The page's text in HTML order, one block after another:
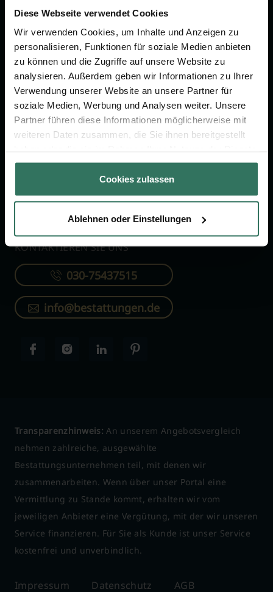
Diese Webseite verwendet Cookies
Wir verwenden Cookies, um Inhalte und Anzeigen zu
personalisieren, Funktionen für soziale Medien anbieten
zu können und die Zugriffe auf unsere Website zu
analysieren. Außerdem geben wir Informationen zu Ihrer
Verwendung unserer Website an unsere Partner für
soziale Medien, Werbung und Analysen weiter. Unsere
Partner führen diese Informationen möglicherweise mit
weiteren Daten zusammen, die Sie ihnen bereitgestellt
gesammelt haben.
Cookies zulassen
Ablehnen oder Einstellungen
Jetzt beraten lassen
FÜR SIE
Vergleich
Ratgeber
Verzeichnis
FÜR BESTATTER
Online-Portal
Kostenlos registrieren
KONTAKTIEREN SIE UNS
030-75437515
info@bestattungen.de
Transparenzhinweis: An unserem Angebotsvergleich
nehmen zahlreiche, ausgewählte
Bestattungsunternehmen teil, mit denen wir
zusammenarbeiten. Wenn über unser Portal eine
Vermittlung zu Stande kommt, erhalten wir vom
jeweiligen Anbieter eine Vergütung, mit der wir unseren
Service finanzieren. Für Sie als Kunde ist unser Service
kostenfrei und unverbindlich.
Impressum Datenschutz AGB